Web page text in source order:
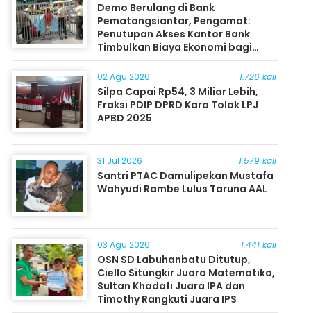
Demo Berulang di Bank
Pematangsiantar, Pengamat:
Penutupan Akses Kantor Bank
Timbulkan Biaya Ekonomi bagi
Masyarakat
02 Agu 2026 1.726 kali
Silpa Capai Rp54, 3 Miliar Lebih,
Fraksi PDIP DPRD Karo Tolak LPJ
APBD 2025
31 Jul 2026 1.579 kali
Santri PTAC Damulipekan Mustafa
Wahyudi Rambe Lulus Taruna AAL
03 Agu 2026 1.441 kali
OSN SD Labuhanbatu Ditutup,
Ciello Situngkir Juara Matematika,
Sultan Khadafi Juara IPA dan
Timothy Rangkuti Juara IPS